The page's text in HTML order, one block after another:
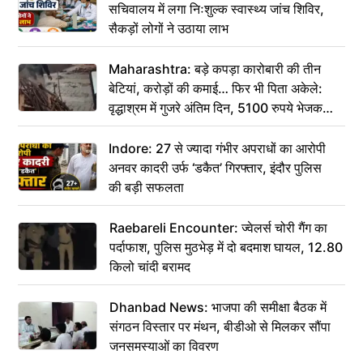
सचिवालय में लगा निःशुल्क स्वास्थ्य जांच शिविर,
सैकड़ों लोगों ने उठाया लाभ
Maharashtra: बड़े कपड़ा कारोबारी की तीन
बेटियां, करोड़ों की कमाई… फिर भी पिता अकेले:
वृद्धाश्रम में गुजरे अंतिम दिन, 5100 रुपये भेजकर
कहा– अंतिम संस्कार कर दीजिए हम नहीं आ पाएंगे
Indore: 27 से ज्यादा गंभीर अपराधों का आरोपी
अनवर कादरी उर्फ ‘डकैत’ गिरफ्तार, इंदौर पुलिस
की बड़ी सफलता
Raebareli Encounter: ज्वेलर्स चोरी गैंग का
पर्दाफाश, पुलिस मुठभेड़ में दो बदमाश घायल, 12.80
किलो चांदी बरामद
Dhanbad News: भाजपा की समीक्षा बैठक में
संगठन विस्तार पर मंथन, बीडीओ से मिलकर सौंपा
जनसमस्याओं का विवरण